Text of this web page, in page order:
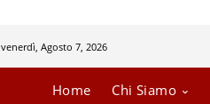
venerdì, Agosto 7, 2026
Home Chi Siamo